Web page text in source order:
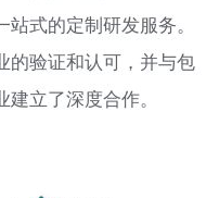
式的定制研发服务。
的验证和认可，并与包
立了深度合作。